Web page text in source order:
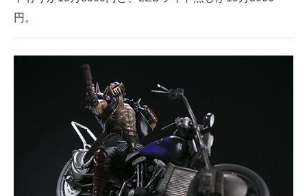
AI活用のいまが分かる
企業ITのトレンドを詳説
経営リーダーのコミュニティ
マーケ×ITの今がよく分かる
ITエンジニア向け専門サイト
円。